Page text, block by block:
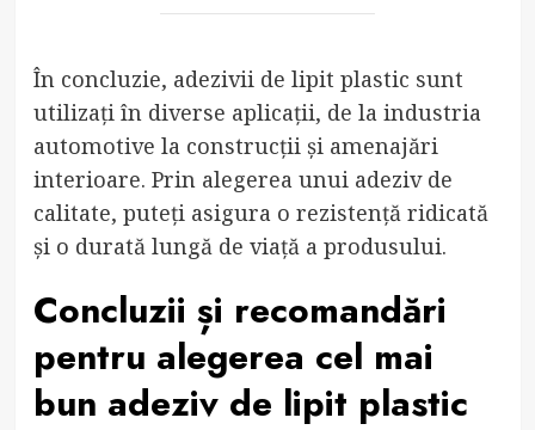
În concluzie, adezivii de lipit plastic sunt
utilizați în diverse aplicații, de la industria
automotive la construcții și amenajări
interioare. Prin alegerea unui adeziv de
calitate, puteți asigura o rezistență ridicată
și o durată lungă de viață a produsului.
Concluzii și recomandări
pentru alegerea cel mai
bun adeziv de lipit plastic